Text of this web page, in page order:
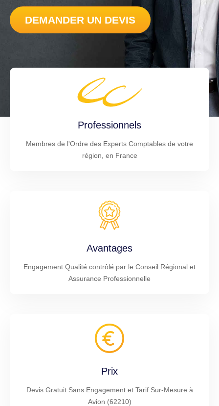
DEMANDER UN DEVIS
Professionnels
Membres de l'Ordre des Experts Comptables de votre
région, en France
Avantages
Engagement Qualité contrôlé par le Conseil Régional et
Assurance Professionnelle
Prix
Devis Gratuit Sans Engagement et Tarif Sur-Mesure à
Avion (62210)